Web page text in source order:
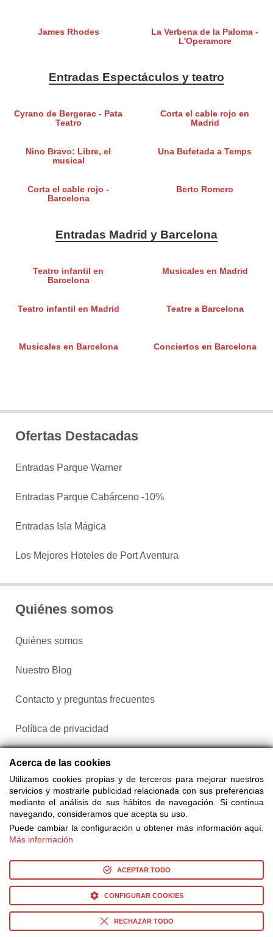
James Rhodes
La Verbena de la Paloma -
L'Operamore
Entradas Espectáculos y teatro
Cyrano de Bergerac - Pata
Teatro
Corta el cable rojo en
Madrid
Nino Bravo: Libre, el
musical
Una Bufetada a Temps
Corta el cable rojo -
Barcelona
Berto Romero
Entradas Madrid y Barcelona
Teatro infantil en
Barcelona
Musicales en Madrid
Teatro infantil en Madrid Teatre a Barcelona
Musicales en Barcelona Conciertos en Barcelona
Ofertas Destacadas
Entradas Parque Warner
Entradas Parque Cabárceno -10%
Entradas Isla Mágica
Los Mejores Hoteles de Port Aventura
Quiénes somos
Quiénes somos
Nuestro Blog
Contacto y preguntas frecuentes
Política de privacidad
Configurar cookies
de 25 proveedores
© Copyright 2014-2026 Ociocultura Network SL. - All Rights
Reserved
Acerca de las cookies
Utilizamos cookies propias y de terceros para mejorar nuestros
servicios y mostrarle publicidad relacionada con sus preferencias
mediante el análisis de sus hábitos de navegación. Si continua
navegando, consideramos que acepta su uso.
Puede cambiar la configuración u obtener más información aquí.
Más información
ACEPTAR TODO
CONFIGURAR COOKIES
RECHAZAR TODO